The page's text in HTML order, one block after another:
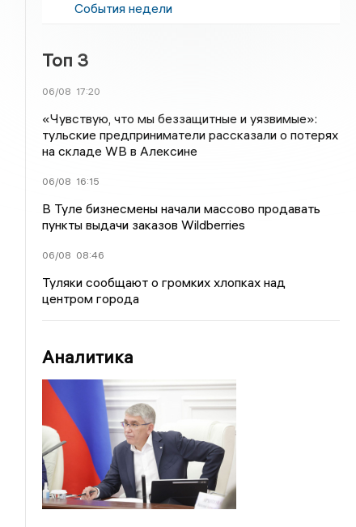
События недели
Топ 3
06/08 17:20
«Чувствую, что мы беззащитные и уязвимые»:
тульские предприниматели рассказали о потерях
на складе WB в Алексине
06/08 16:15
В Туле бизнесмены начали массово продавать
пункты выдачи заказов Wildberries
06/08 08:46
Туляки сообщают о громких хлопках над
центром города
Аналитика